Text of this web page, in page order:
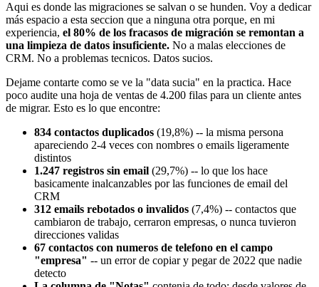
Aqui es donde las migraciones se salvan o se hunden. Voy a dedicar
más espacio a esta seccion que a ninguna otra porque, en mi
experiencia, el 80% de los fracasos de migración se remontan a
una limpieza de datos insuficiente. No a malas elecciones de
CRM. No a problemas tecnicos. Datos sucios.
Dejame contarte como se ve la "data sucia" en la practica. Hace
poco audite una hoja de ventas de 4.200 filas para un cliente antes
de migrar. Esto es lo que encontre:
834 contactos duplicados (19,8%) -- la misma persona
apareciendo 2-4 veces con nombres o emails ligeramente
distintos
1.247 registros sin email (29,7%) -- lo que los hace
basicamente inalcanzables por las funciones de email del
CRM
312 emails rebotados o invalidos (7,4%) -- contactos que
cambiaron de trabajo, cerraron empresas, o nunca tuvieron
direcciones validas
67 contactos con numeros de telefono en el campo
"empresa" -- un error de copiar y pegar de 2022 que nadie
detecto